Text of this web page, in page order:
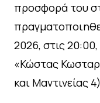
προσφορά του
2026, στις
«Κώστας
και Μαντινείας